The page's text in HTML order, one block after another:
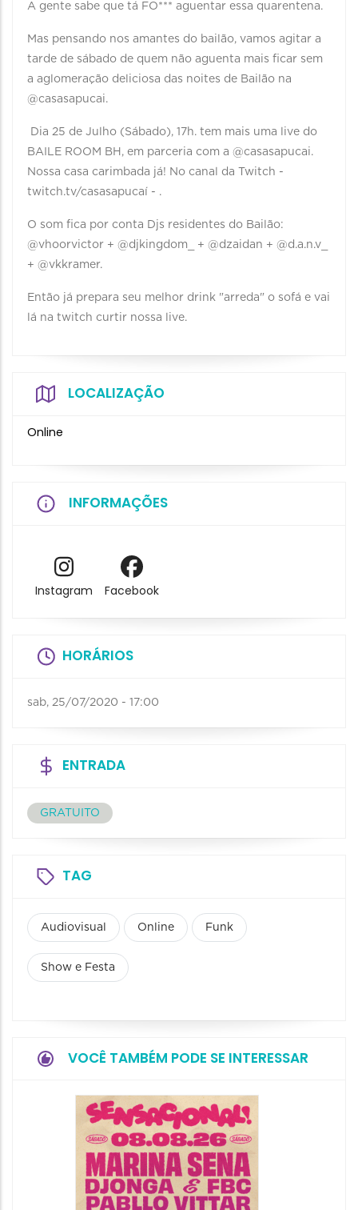
A gente sabe que tá FO*** aguentar essa quarentena.
Mas pensando nos amantes do bailão, vamos agitar a
tarde de sábado de quem não aguenta mais ficar sem
a aglomeração deliciosa das noites de Bailão na
@casasapucai.
Dia 25 de Julho (Sábado), 17h. tem mais uma live do
BAILE ROOM BH, em parceria com a @casasapucai.
Nossa casa carimbada já! No canal da Twitch -
twitch.tv/casasapucaí - .
O som fica por conta Djs residentes do Bailão:
@vhoorvictor + @djkingdom_ + @dzaidan + @d.a.n.v_
+ @vkkramer.
Então já prepara seu melhor drink "arreda" o sofá e vai
lá na twitch curtir nossa live.
LOCALIZAÇÃO
Online
INFORMAÇÕES
Instagram Facebook
HORÁRIOS
sab, 25/07/2020 - 17:00
ENTRADA
GRATUITO
TAG
Audiovisual Online Funk
Show e Festa
VOCÊ TAMBÉM PODE SE INTERESSAR